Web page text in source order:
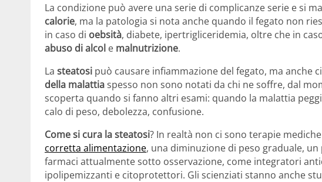
La condizione può avere una serie di complicanze serie e si
calorie, ma la patologia si nota anche quando il fegato non
in caso di oebsità, diabete, ipertrigliceridemia, oltre che in
abuso di alcol e malnutrizione.
La steatosi può causare infiammazione del fegato, ma anche
della malattiaspesso non sono notati da chi ne soffre, dal
scoperta quando si fanno altri esami: quando la malattia
calo di peso, debolezza, confusione.
Come si cura la steatosi? In realtà non ci sono terapie
corretta alimentazione, una diminuzione di peso graduale,
farmaci attualmente sotto osservazione, come integratori
ipolipemizzanti e citoprotettori. Gli scienziati stanno anche